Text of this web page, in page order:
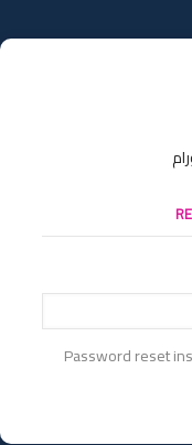
Password reset